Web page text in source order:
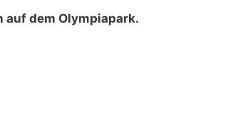
auf dem Olympiapark.